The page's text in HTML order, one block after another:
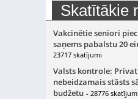
Skatītākie
Vakcinētie seniori
saņems pabalstu 20
23717 skatījumi
Valsts kontrole:
nebeidzamais stāsts
budžetu - 28776 skatījumi